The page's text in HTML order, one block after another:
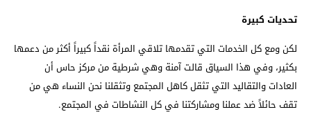
تحديات كبيرة
لكن ومع كل الخدمات التي تقدمها تلاقي المرأة نقداً كبيراً أكثر من دعمها
بكثير، وفي هذا السياق قالت آمنة وهي شرطية من مركز حاس أن
العادات والتقاليد التي تثقل كاهل المجتمع وتثقلنا نحن النساء هي من
تقف حائلاً ضد عملنا ومشاركتنا في كل النشاطات في المجتمع.